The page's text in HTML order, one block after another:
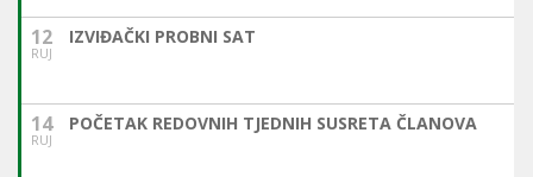
12
RUJ
IZVIĐAČKI PROBNI SAT
14
RUJ
POČETAK REDOVNIH TJEDNIH SUSRETA ČLANOVA